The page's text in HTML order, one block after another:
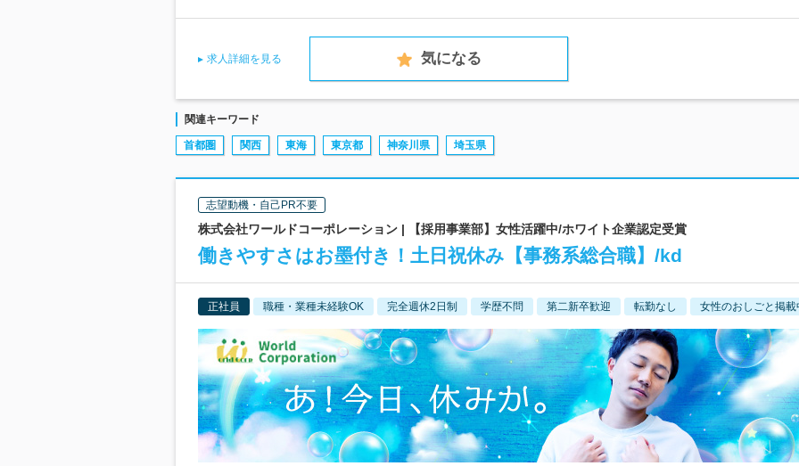
求人詳細を見る 気になる
関連キーワード
首都圏 関西 東海 東京都 神奈川県 埼玉県
志望動機・自己PR不要
株式会社ワールドコーポレーション | 【採用事業部】女性活躍中/ホワイト企業認定受賞
働きやすさはお墨付き！土日祝休み【事務系総合職】/kd
正社員 職種・業種未経験OK 完全週休2日制 学歴不問 第二新卒歓迎 転勤なし 女性のおしごと掲載